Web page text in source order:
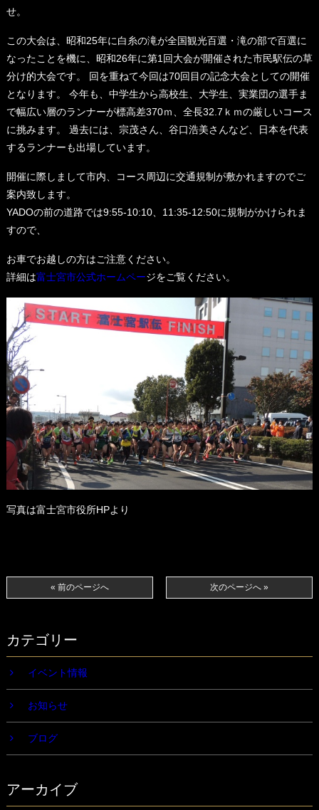
せ。
この大会は、昭和25年に白糸の滝が全国観光百選・滝の部で百選に
なったことを機に、昭和26年に第1回大会が開催された市民駅伝の草
分け的大会です。 回を重ねて今回は70回目の記念大会としての開催
となります。 今年も、中学生から高校生、大学生、実業団の選手ま
で幅広い層のランナーが標高差370ｍ、全長32.7ｋｍの厳しいコース
に挑みます。 過去には、宗茂さん、谷口浩美さんなど、日本を代表
するランナーも出場しています。
開催に際しまして市内、コース周辺に交通規制が敷かれますのでご
案内致します。
YADOの前の道路では9:55-10:10、11:35-12:50に規制がかけられま
すので、
お車でお越しの方はご注意ください。
詳細は富士宮市公式ホームページをご覧ください。
写真は富士宮市役所HPより
« 前のページへ 次のページへ »
カテゴリー
イベント情報
お知らせ
ブログ
アーカイブ